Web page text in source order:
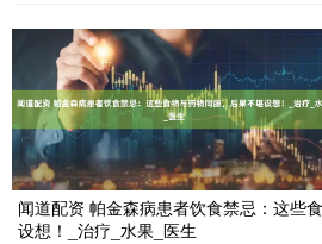
闻道配资 帕金森病患者饮食禁忌：这些
设想！_治疗_水果_医生